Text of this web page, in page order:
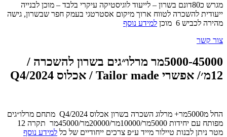
מגרש כ80דונם בשרון – לייעוד לוגיסטיקה עיקרי בלבד – מוכן לבנייה
ייעודית להשכרה לטווח ארוך מיקום אסטרטגי בעמק חפר שבשרון, גישה
מהירה לכביש 6 מוכן
למידע נוסף
צור קשר
5000-45000מר מרלו״גים בשרון להשכרה /
12מ׳/ אפשרי Tailor made / אכלוס Q4/2024
החל מ5000מר+ מרלוג השכרה בשרון אכלוס Q4/2024 מתחם מרלו״גים
מפותח עם יחידות 5000מר/10000מר/20000מר/45000מר תקרה 12
מטר ניתן לבנות טיילור מייד ע״פ צרכים ייחודיים של כל למידע נוסף